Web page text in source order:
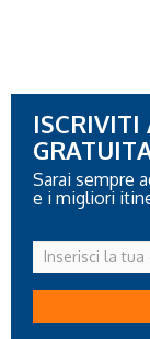
ISCRIVITI
Sarai sempre
e i migliori
Inserisci
la
tua